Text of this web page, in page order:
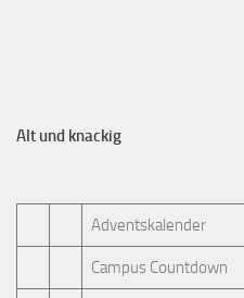
Alt und knackig
Adventskalender
Campus Countdown